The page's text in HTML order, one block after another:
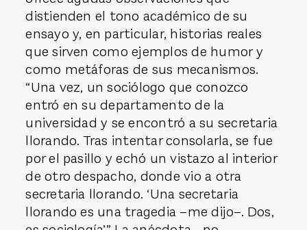
distienden el tono académico de su
ensayo y, en particular, historias reales
que sirven como ejemplos de humor y
como metáforas de sus mecanismos.
“Una vez, un sociólogo que conozco
entró en su departamento de la
universidad y se encontró a su secretaria
llorando. Tras intentar consolarla, se fue
por el pasillo y echó un vistazo al interior
de otro despacho, donde vio a otra
secretaria llorando. ‘Una secretaria
llorando es una tragedia –me dijo–. Dos,